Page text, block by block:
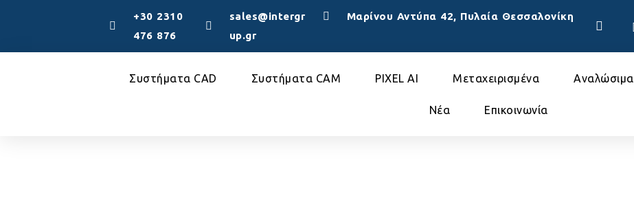
+30 2310
476 876
sales@intergr
up.gr
Μαρίνου Αντύπα 42, Πυλαία Θεσσαλονίκη
Συστήματα CAD Συστήματα CAM PIXEL AI Μεταχειρισμένα Αναλώσιμα
Nέα Επικοινωνία